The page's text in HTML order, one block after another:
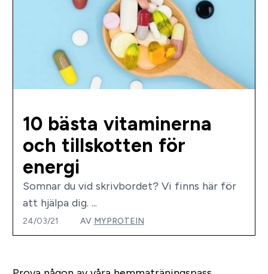
10 bästa vitaminerna
och tillskotten för
energi
Somnar du vid skrivbordet? Vi finns här för
att hjälpa dig. ...
24/03/21 AV MYPROTEIN